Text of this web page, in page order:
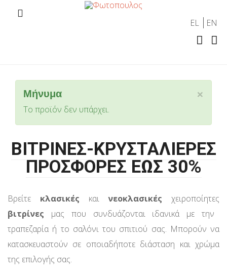
EL EN
×
Μήνυμα
Το προϊόν δεν υπάρχει.
ΒΙΤΡΙΝΕΣ-ΚΡΥΣΤΑΛΙΕΡΕΣ
ΠΡΟΣΦΟΡΕΣ ΕΩΣ 30%
Βρείτε κλασικές καινεοκλασικές χειροποίητες
βιτρίνες μας που συνδυάζονται ιδανικά με την
τραπεζαρία ή το σαλόνι του σπιτιού σας. Μπορούν να
κατασκευαστούν σε οποιαδήποτε διάσταση και χρώμα
της επιλογής σας.